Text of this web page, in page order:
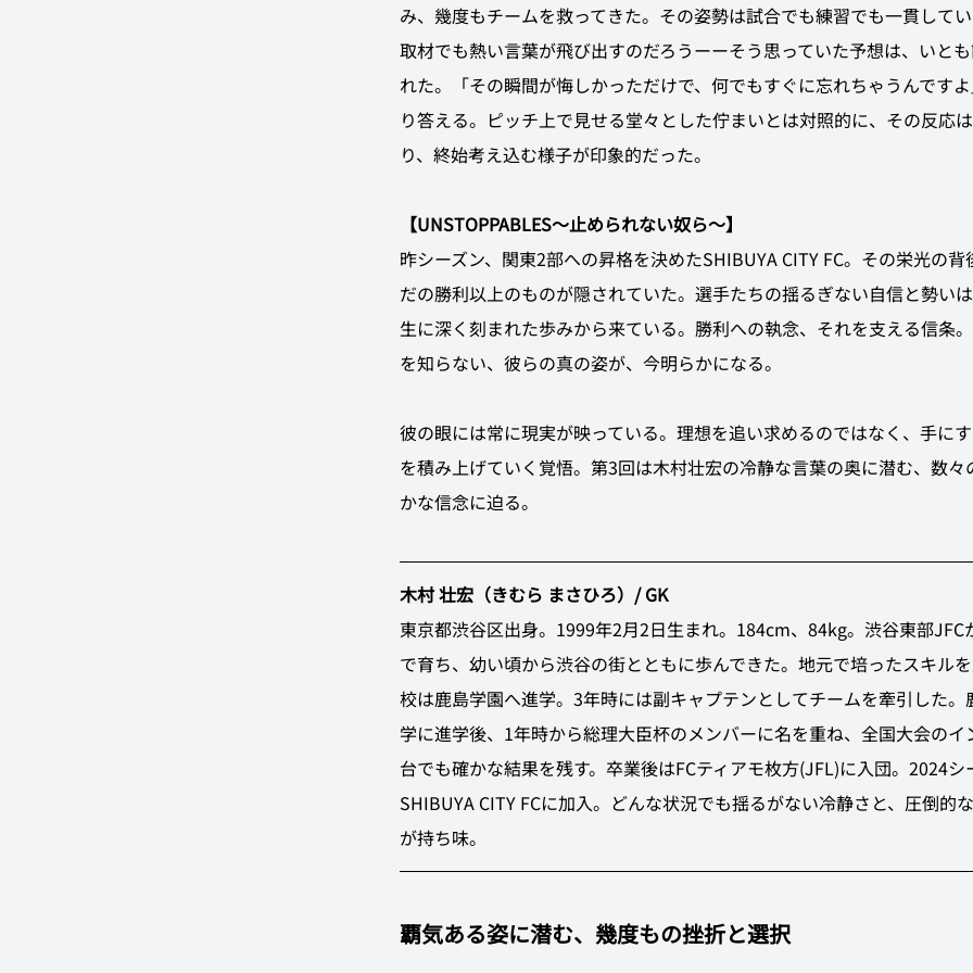
み、幾度もチームを救ってきた。その姿勢は試合でも練習でも一貫して
取材でも熱い言葉が飛び出すのだろうーーそう思っていた予想は、いと
れた。「その瞬間が悔しかっただけで、何でもすぐに忘れちゃうんです
り答える。ピッチ上で見せる堂々とした佇まいとは対照的に、その反応
り、終始考え込む様子が印象的だった。
【UNSTOPPABLES～止められない奴ら～】
昨シーズン、関東2部への昇格を決めたSHIBUYA CITY FC。その栄光の
だの勝利以上のものが隠されていた。選手たちの揺るぎない自信と勢い
生に深く刻まれた歩みから来ている。勝利への執念、それを支える信条
を知らない、彼らの真の姿が、今明らかになる。
彼の眼には常に現実が映っている。理想を追い求めるのではなく、手に
を積み上げていく覚悟。第3回は木村壮宏の冷静な言葉の奥に潜む、数々
かな信念に迫る。
木村 壮宏（きむら まさひろ）/ GK
東京都渋谷区出身。1999年2月2日生まれ。184cm、84kg。渋谷東部JFC
で育ち、幼い頃から渋谷の街とともに歩んできた。地元で培ったスキル
校は鹿島学園へ進学。3年時には副キャプテンとしてチームを牽引した。
学に進学後、1年時から総理大臣杯のメンバーに名を重ね、全国大会のイ
台でも確かな結果を残す。卒業後はFCティアモ枚方(JFL)に入団。2024シ
SHIBUYA CITY FCに加入。どんな状況でも揺るがない冷静さと、圧倒的
が持ち味。
覇気ある姿に潜む、幾度もの挫折と選択